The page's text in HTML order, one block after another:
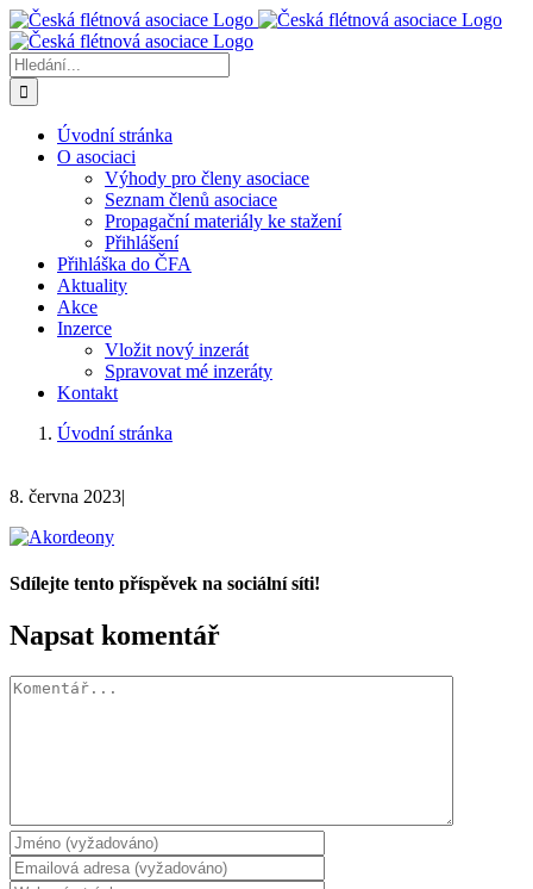
Přeskočit
na
obsah
Hledat:
Úvodní stránka
O asociaci
Výhody pro členy asociace
Seznam členů asociace
Propagační materiály ke stažení
Přihlášení
Přihláška do ČFA
Aktuality
Akce
Inzerce
Vložit nový inzerát
Spravovat mé inzeráty
Kontakt
Úvodní stránka
8. června 2023|
Sdílejte tento příspěvek na sociální síti!
Facebook
X
WhatsApp
Napsat komentář
Komentář